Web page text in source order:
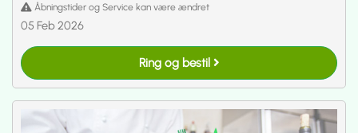
Åbningstider og Service kan være ændret
05 Feb 2026
Ring og bestil